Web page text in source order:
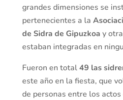
grandes dimensiones se
pertenecientes a la
de Sidra de Gipuzkoa y
estaban integradas en
Fueron en total49 las
este año en la fiesta, que
de personas entre los